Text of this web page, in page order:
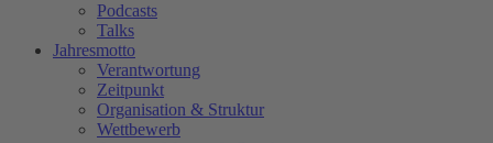
Podcasts
Talks
Jahresmotto
Verantwortung
Zeitpunkt
Organisation & Struktur
Wettbewerb